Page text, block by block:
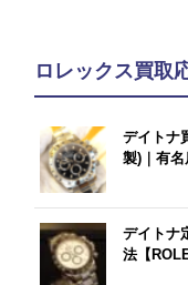
ロレックス買取
デイトナ
製)｜有
デイトナ
法【